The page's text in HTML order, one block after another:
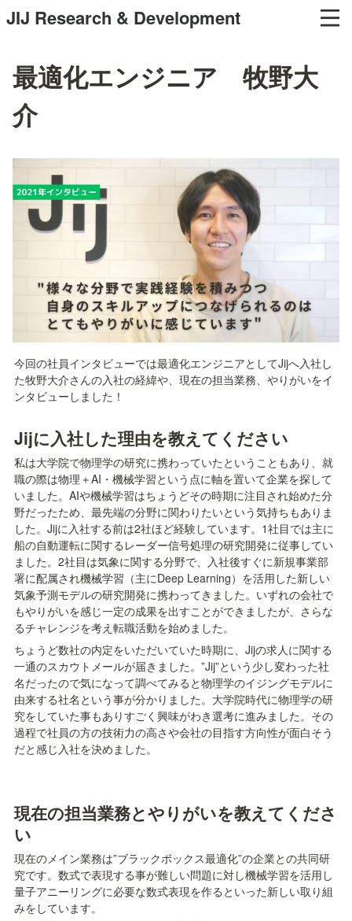
JIJ Research & Development
最適化エンジニア 牧野大
介
今回の社員インタビューでは最適化エンジニアとしてJijへ入社し
た牧野大介さんの入社の経緯や、現在の担当業務、やりがいをイ
ンタビューしました！
Jijに入社した理由を教えてください
私は大学院で物理学の研究に携わっていたということもあり、就
職の際は物理＋AI・機械学習という点に軸を置いて企業を探して
いました。AIや機械学習はちょうどその時期に注目され始めた分
野だったため、最先端の分野に関わりたいという気持ちもありま
した。Jijに入社する前は2社ほど経験しています。1社目では主に
船の自動運転に関するレーダー信号処理の研究開発に従事してい
ました。2社目は気象に関する分野で、入社後すぐに新規事業部
署に配属され機械学習（主にDeep Learning）を活用した新しい
気象予測モデルの研究開発に携わってきました。いずれの会社で
もやりがいを感じ一定の成果を出すことができましたが、さらな
るチャレンジを考え転職活動を始めました。
ちょうど数社の内定をいただいていた時期に、Jijの求人に関する
一通のスカウトメールが届きました。”Jij”という少し変わった社
名だったので気になって調べてみると物理学のイジングモデルに
由来する社名という事が分かりました。大学院時代に物理学の研
究をしていた事もありすごく興味がわき選考に進みました。その
過程で社員の方の技術力の高さや会社の目指す方向性が面白そう
だと感じ入社を決めました。
現在の担当業務とやりがいを教えてくださ
い
現在のメイン業務は”ブラックボックス最適化”の企業との共同研
究です。数式で表現する事が難しい問題に対し機械学習を活用し
量子アニーリングに必要な数式表現を作るといった新しい取り組
みをしています。